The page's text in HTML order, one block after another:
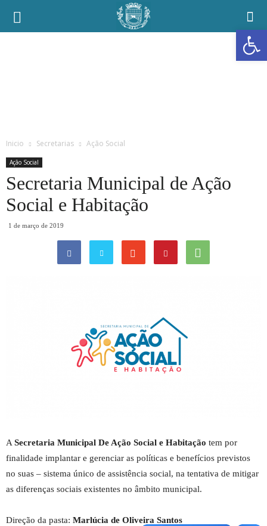
Abrir a
Prefeitura
Inicio Secretarias Ação Social
Ação Social
Secretaria Municipal de Ação
Social e Habitação
1 de março de 2019
ASecretaria Municipal De Ação Social e Habitação tem por
finalidade implantar e gerenciar as políticas e benefícios previstos
no suas – sistema único de assistência social, na tentativa de mitigar
as diferenças sociais existentes no âmbito municipal.
Direção da pasta: Marlúcia de Oliveira Santos